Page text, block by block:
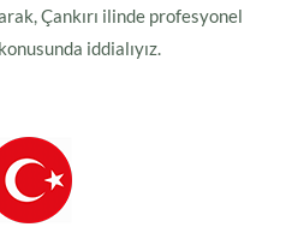
Çankırı ilinde profesyonel
iddialıyız.